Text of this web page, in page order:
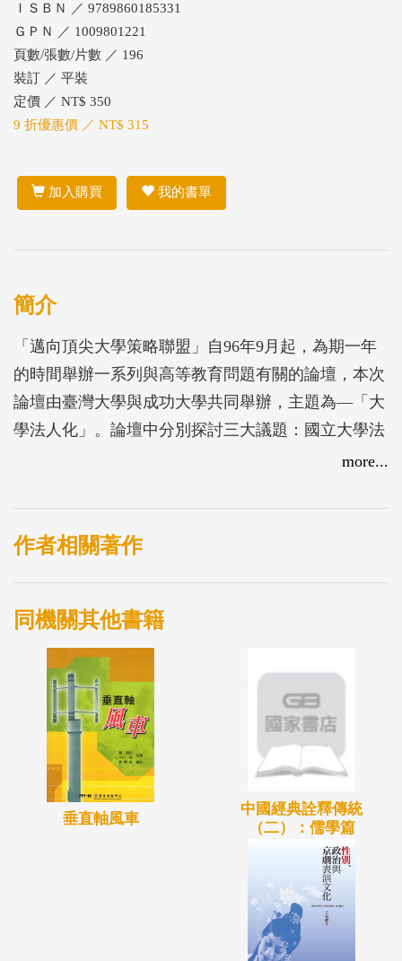
ＩＳＢＮ ／ 9789860185331
ＧＰＮ ／ 1009801221
頁數/張數/片數 ／ 196
裝訂 ／ 平裝
定價 ／ NT$ 350
9 折優惠價 ／ NT$ 315
加入購買 我的書單
簡介
「邁向頂尖大學策略聯盟」自96年9月起，為期一年
的時間舉辦一系列與高等教育問題有關的論壇，本次
論壇由臺灣大學與成功大學共同舉辦，主題為—「大
學法人化」。論壇中分別探討三大議題：國立大學法
人化之內部組織架構調整、國立大學法人化之人事、
鑑，期透過意見交流集思廣益，提出具體的建言，以
作為政府實施的重要參考。
more...
作者相關著作
同機關其他書籍
垂直軸風車
中國經典詮釋傳統
（二）：儒學篇